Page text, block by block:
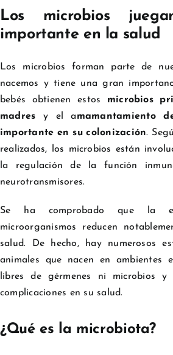
Los microbios
importante en la salud
Los microbios forman parte de
nacemos y tiene una gran
bebés obtienen estos microbios
madres y el amamantamiento
importante en su colonización.
realizados, los microbios están
la regulación de la función
neurotransmisores.
Se ha comprobado que la
microorganismos reducen
salud. De hecho, hay numerosos
animales que nacen en ambientes
libres de gérmenes ni microbios y
complicaciones en su salud.
¿Qué es la microbiota?